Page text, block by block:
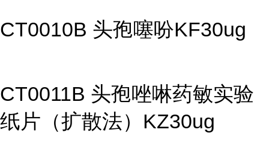
CT0010B 头孢噻吩KF30ug
CT0011B 头孢唑啉药敏实验
纸片（扩散法）KZ30ug